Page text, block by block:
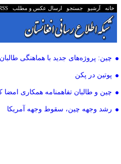
خانه آرشیو جستجو ارسال عکس و مطلب
چین: پروژه‌های جدید با هماهنگی
پوتین در پکن
چین و طالبان تفاهمنامه همکاری امضا
رشد وجهه چین، سقوط وجهه آمریکا